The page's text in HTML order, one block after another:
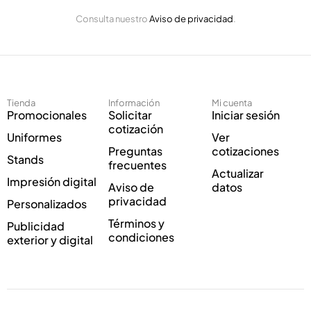
t
n
i
o
C
r
r
o
c
n
i
c
o
*
Consulta nuestroAviso de privacidad.
Tienda
Promocionales
Uniformes
Stands
Impresión digital
Personalizados
Publicidad
exterior y digital
Información
Solicitar
cotización
Preguntas
frecuentes
Aviso de
privacidad
Términos y
condiciones
Mi cuenta
Iniciar sesión
Ver
cotizaciones
Actualizar
datos